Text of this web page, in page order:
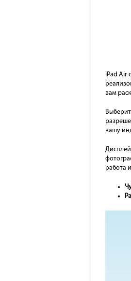
iPad Air
вам
вашу
работа